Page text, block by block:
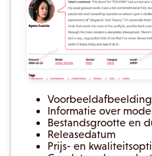
Informatie over
Bestandsgrootte en
Releasedatum
Prijs- en